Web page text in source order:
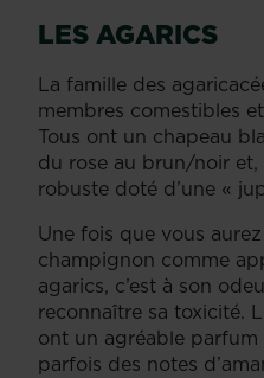
LES AGARICS
La famille des
membres comestibles
Tous ont un chapeau
du rose au brun/noir
robuste doté d’une «
Une fois que vous
champignon comme
agarics, c’est à son
reconnaître sa toxicité.
ont un agréable
parfois des notes